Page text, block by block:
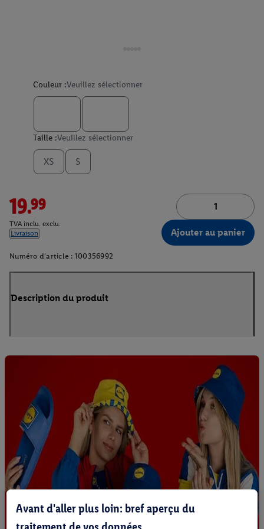
Couleur :Veuillez sélectionner
Taille :Veuillez sélectionner
XS S
19.99
TVA inclu. exclu.
Livraison
Ajouter au panier
Numéro d'article : 100356992
Description du produit
Avant d'aller plus loin: bref aperçu du